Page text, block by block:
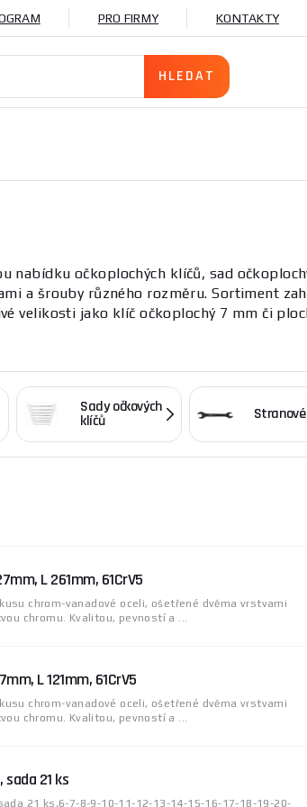
PRO FIRMY KONTAKTY
nabídku očkoplochých klíčů, sad
a šrouby různého rozměru. Sortiment
velikosti jako klíč očkoplochý 7 mm či
klíčů – očkoploché, očkové,
délku, provedení čelistí a povrchovou
a pneumatického nářadí se
a nabídka zahrnuje klíče, kleště,
Sady očkových
klíčů
L 261mm, 61CrV5
chrom-vanadové oceli, ošetřené dvěma vrstvami
chromu. Kvalitou, pevností a ...
L 121mm, 61CrV5
chrom-vanadové oceli, ošetřené dvěma vrstvami
chromu. Kvalitou, pevností a ...
sada 21 ks
21 ks,6-7-8-9-10-11-12-13-14-15-16-17-18-19-20-